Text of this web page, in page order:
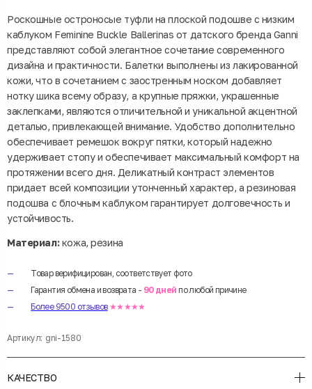
Роскошные остроносые туфли на плоской подошве с низким
каблуком Feminine Buckle Ballerinas от датского бренда Ganni
представляют собой элегантное сочетание современного
дизайна и практичности. Балетки выполнены из лакированной
кожи, что в сочетанием с заостренным носком добавляет
нотку шика всему образу, а крупные пряжки, украшенные
заклепками, являются отличительной и уникальной акцентной
деталью, привлекающей внимание. Удобство дополнительно
обеспечивает ремешок вокруг пятки, который надежно
удерживает стопу и обеспечивает максимальный комфорт на
протяжении всего дня. Деликатный контраст элементов
придает всей композиции утонченный характер, а резиновая
подошва с блочным каблуком гарантирует долговечность и
устойчивость.
Материал:кожа, резина
Товар верифицирован, соответствует фото
Гарантия обмена и возврата - 90 дней по любой причине
Более 9500 отзывов ★★★★★
Артикул: gni-1580
КАЧЕСТВО